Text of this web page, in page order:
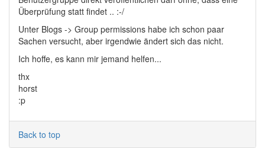
Überprüfung statt findet .. :-/
Unter Blogs -> Group permissions habe ich schon paar
Sachen versucht, aber irgendwie ändert sich das nicht.
Ich hoffe, es kann mir jemand helfen...
thx
horst
:p
Back to top